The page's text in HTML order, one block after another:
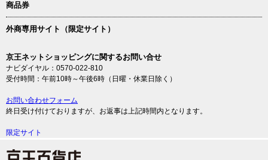
商品券
外商専用サイト（限定サイト）
京王ネットショッピングに関するお問い合せ
ナビダイヤル：0570-022-810
受付時間：午前10時～午後6時（日曜・休業日除く）
お問い合わせフォーム
終日受け付けておりますが、お返事は上記時間内となります。
限定サイト